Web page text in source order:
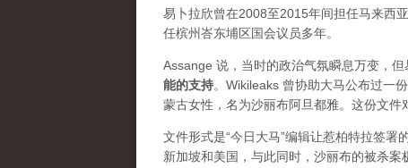
易卜拉欣曾在2008至2015年间担任马来西
任槟州峇东埔区国会议员多年。
Assange 说，当时的政治气氛瞬息万变，
能的支持。Wikileaks 曾协助大马公布过一
蒙古女性，名为沙丽布阿旦都雅。这份文件
文件形式是“今日大马”编辑让惹柏特拉签
新加坡和美国，与此同时，沙丽布的被杀